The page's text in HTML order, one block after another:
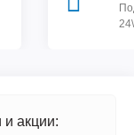
и акции: